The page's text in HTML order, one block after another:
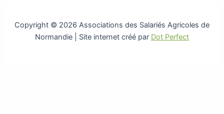
Copyright © 2026 Associations des Salariés Agricoles de
Normandie | Site internet créé par Dot Perfect